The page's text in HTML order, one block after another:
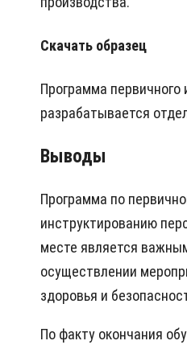
Скачать образец
Программа первичного
разрабатывается
Выводы
Программа по
инструктированию
месте является
осуществлении
здоровья и
По факту окончания